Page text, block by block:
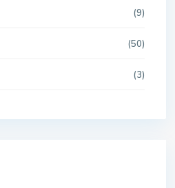
(9)
(50)
(3)